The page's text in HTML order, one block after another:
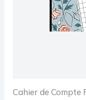
Cahier de Compte